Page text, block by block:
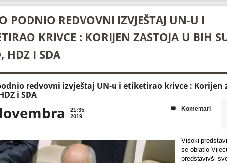
PODNIO REDVOVNI IZVJEŠTAJ UN-U I
KRIVCE : KORIJEN ZASTOJA U BIH
HDZ I SDA
redvovni izvještaj UN-u i etiketirao krivce : Korijen
i SDA
21:35
2019
 Komentari
Visoki
se obratio
predstavivši